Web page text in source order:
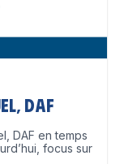
DAF
DAF en temps
focus sur